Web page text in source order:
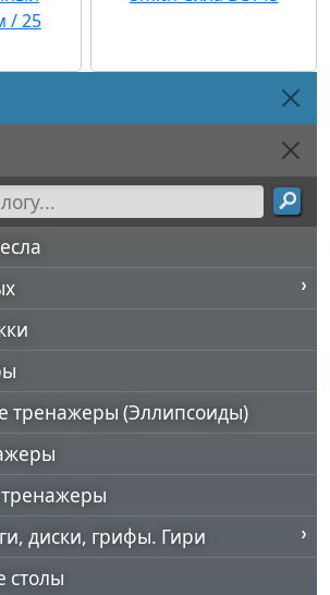
тренажеры (Эллипсоиды)
диски, грифы. Гири
столы